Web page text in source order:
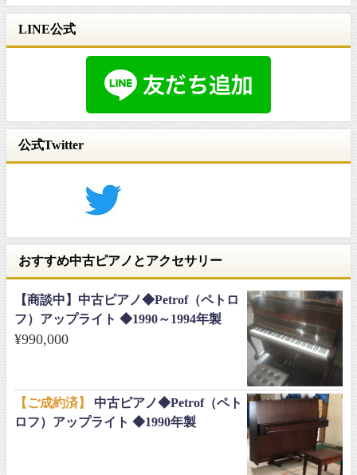
LINE公式
公式Twitter
おすすめ中古ピアノとアクセサリー
【商談中】中古ピアノ◆Petrof（ペトロ
フ）アップライト ◆1990～1994年製
¥990,000
【ご成約済】
中古ピアノ◆Petrof（ペト
ロフ）アップライト ◆1990年製